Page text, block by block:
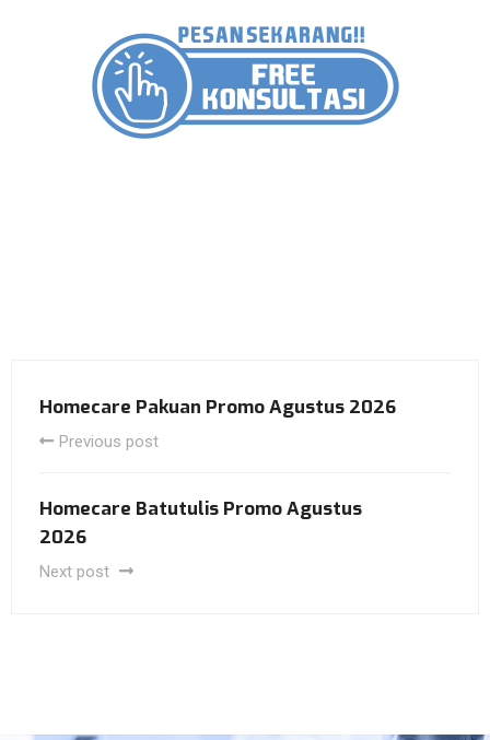
Homecare Pakuan Promo Agustus 2026
Previous post
Homecare Batutulis Promo Agustus
2026
Next post